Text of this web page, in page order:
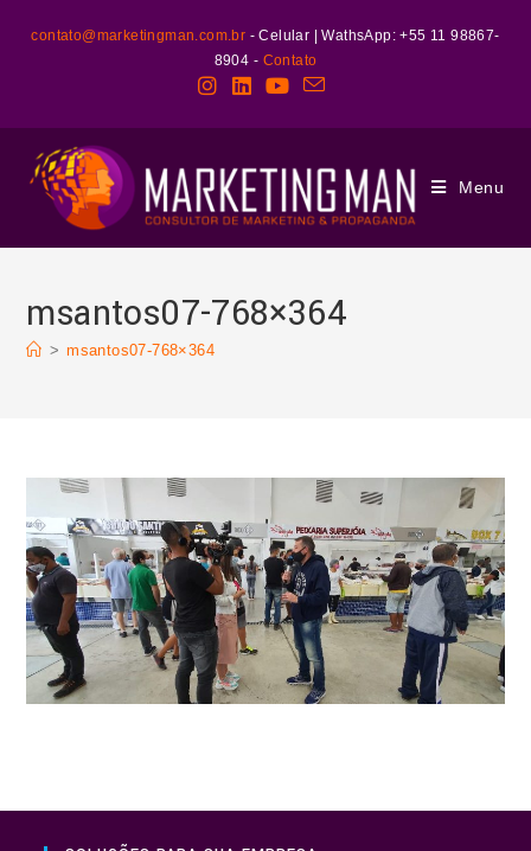
contato@marketingman.com.br - Celular | WathsApp: +55 11 98867-
8904 - Contato
Menu
msantos07-768×364
> msantos07-768×364